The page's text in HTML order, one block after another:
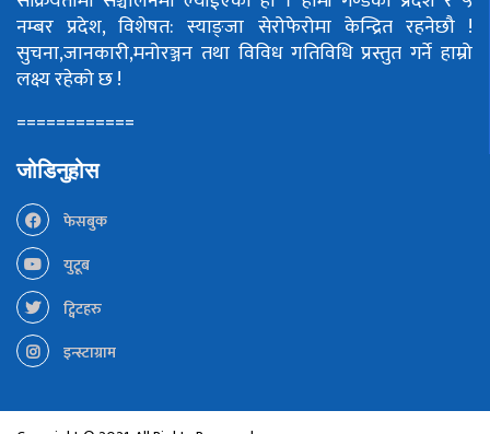
नम्बर प्रदेश, विशेषत: स्याङ्जा सेरोफेरोमा केन्द्रित रहनेछौ !
सुचना,जानकारी,मनोरञ्जन तथा विविध गतिविधि प्रस्तुत गर्ने हाम्रो
लक्ष्य रहेको छ !
============
जोडिनुहोस
फेसबुक
युटूब
ट्विटहरु
इन्स्टाग्राम